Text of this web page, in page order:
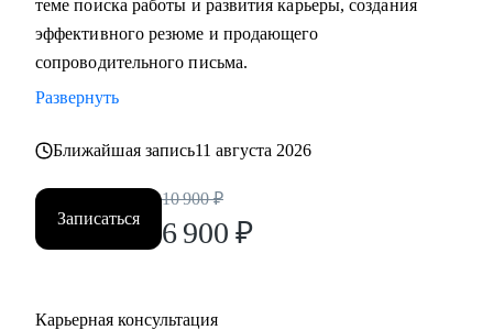
• Составить «продающее» резюме (самостоятельно
формата
• Выбрать между несколькими предложениями о работе и
Кому могу помочь:
Руководителям и специалистам из сфер производства, с/х,
сервисов и из госструктур по функциям:
теме поиска работы и развития карьеры, создания
эффективного резюме и продающего
сопроводительного письма.
Развернуть
Ближайшая запись11 августа 2026
Записаться
10 900 ₽
6 900 ₽
Карьерная консультация